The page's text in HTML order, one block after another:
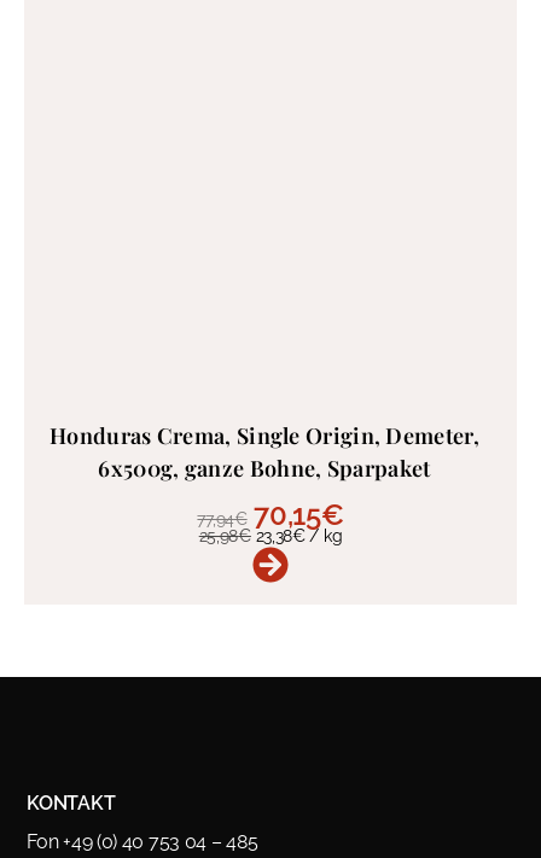
Honduras Crema, Single Origin, Demeter,
6x500g, ganze Bohne, Sparpaket
77,94€ 70,15€
25,98€ 23,38€/ kg
KONTAKT
Fon +49 (0) 40 753 04 – 485